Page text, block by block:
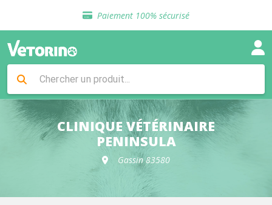
Paiement 100% sécurisé
Livraison gratuite en clinique vétérinaire
Sélection de croquettes vétérinaire
Livraison gratuite en clinique vétérinaire
Retour gratuit en clinique
Sélection de croquettes vétérinaire
CLINIQUE VÉTÉRINAIRE
PENINSULA
Gassin 83580